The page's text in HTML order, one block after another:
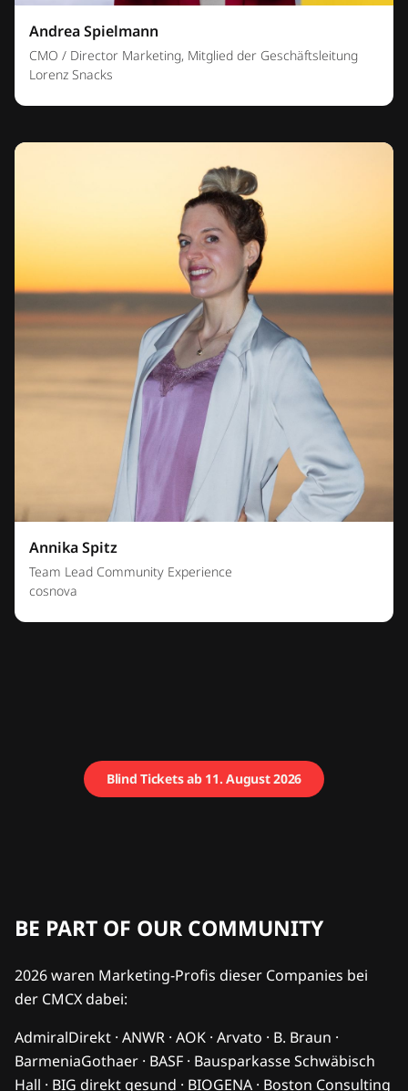
Andrea Spielmann
CMO / Director Marketing, Mitglied der Geschäftsleitung
Lorenz Snacks
Annika Spitz
Team Lead Community Experience
cosnova
Blind Tickets ab 11. August 2026
BE PART OF OUR COMMUNITY
2026 waren Marketing-Profis dieser Companies bei
der CMCX dabei:
AdmiralDirekt · ANWR · AOK · Arvato · B. Braun ·
BarmeniaGothaer · BASF · Bausparkasse Schwäbisch
Hall · BIG direkt gesund · BIOGENA · Boston Consulting